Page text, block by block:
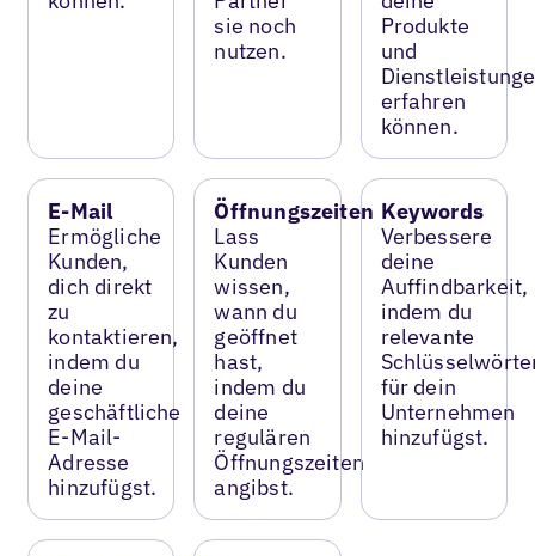
sie noch
nutzen.
Produkte
und
erfahren
können.
E-Mail
Ermögliche
Kunden,
dich direkt
zu
kontaktieren,
indem du
deine
geschäftliche
E-Mail-
Adresse
hinzufügst.
Öffnungszeiten
Lass
Kunden
wissen,
wann du
geöffnet
hast,
indem du
deine
regulären
Öffnungszeiten
angibst.
Keywords
Verbessere
deine
Auffindbarkeit,
indem du
relevante
für dein
Unternehmen
hinzufügst.